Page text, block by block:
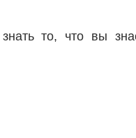
то, что вы